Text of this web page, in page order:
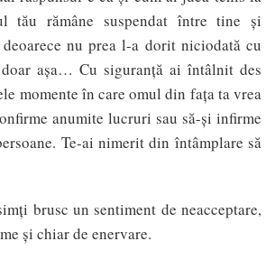
tău rămâne suspendat între tine și
deoarece nu prea l-a dorit niciodată cu
așa… Cu siguranță ai întâlnit des
momente în care omul din fața ta vrea
anumite lucruri sau să-și infirme
Te-ai nimerit din întâmplare să
brusc un sentiment de neacceptare,
și chiar de enervare.